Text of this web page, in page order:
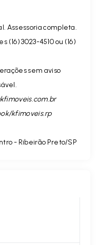
Assessoria completa.
(16) 3023-4510 ou (16)
sem aviso
kfimoveis.rp
- Ribeirão Preto/SP